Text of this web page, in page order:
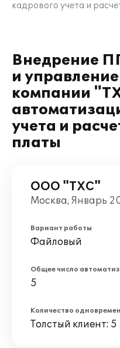
кадрового учета и
Внедрение
и
компании
учета и
платы
ООО "ТХС"
Москва, Январь
Вариант работы
Файловый
Общее число
5
Количество
Толстый клиент: 5